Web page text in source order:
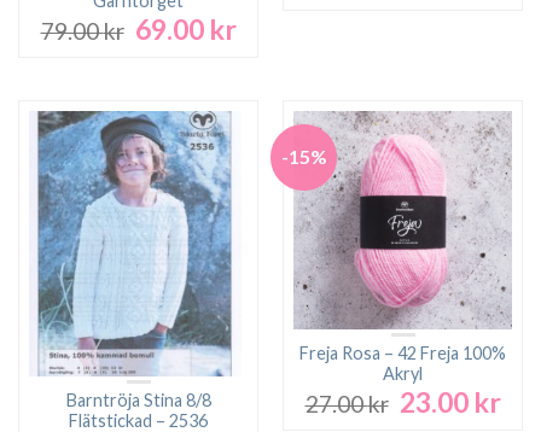
79.00kr Det
79.00 kr.
69.00 krDet
69.00 kr.
Barntröja Stina 8/8
Flätstickad – 2536
-15%
Freja Rosa – 42 Freja 100%
Akryl
27.00kr Det
23.00 krDet